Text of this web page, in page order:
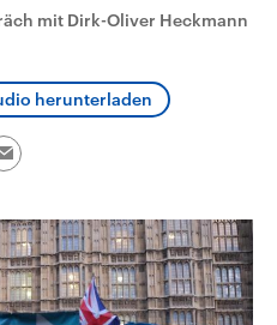
Podcasts
mit Dirk-Oliver Heckmann
herunterladen
Email